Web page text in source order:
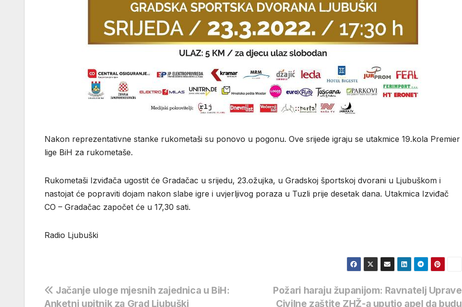
Nakon reprezentativne stanke rukometaši su ponovo u pogonu. Ove srijede igraju se utakmice 19.kola Premier
lige BiH za rukometaše.
Rukometaši Izviđača ugostit će Gradačac u srijedu, 23.ožujka, u Gradskoj športskoj dvorani u Ljubuškom i
nastojat će popraviti dojam nakon slabe igre i uvjerljivog poraza u Tuzli prije desetak dana. Utakmica Izviđač
CO – Gradačac započet će u 17,30 sati.
Radio Ljubuški
Navigacija
Požari haraju županijom: Ravnatelj Uprave
Civilne zaštite ZHŽ-a uputio apel da budu
Jačanje uloge mjesnih zajednica u BiH:
Anketni upitnik za Grad Ljubuški